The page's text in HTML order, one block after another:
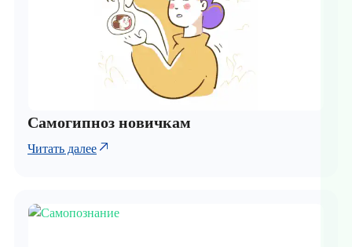
Самогипноз новичкам
Читать далее